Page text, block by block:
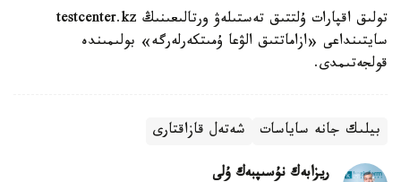
تولىق اقپارات ۇلتتىق تەستىلەۋ ورتالىعىنىڭ testcenter.kz
سايتىنداعى «ازاماتتىق الۋعا ۇمىتكەرلەرگە» بولىمىندە
قولجەتىمدى.
بيلىك جانە ساياسات شەتەل قازاقتارى
ريزابەك نۇسىپبەك ۇلى